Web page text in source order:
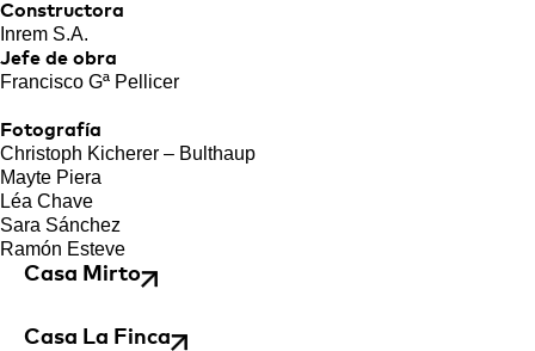
Constructora
Inrem S.A.
Jefe de obra
Francisco Gª Pellicer
Fotografía
Christoph Kicherer – Bulthaup
Mayte Piera
Léa Chave
Sara Sánchez
Ramón Esteve
Casa Mirto
Casa La Finca